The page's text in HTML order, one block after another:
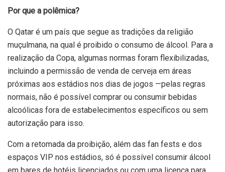
Por que a polêmica?
O Qatar é um país que segue as tradições da religião
muçulmana, na qual é proibido o consumo de álcool. Para a
realização da Copa, algumas normas foram flexibilizadas,
incluindo a permissão de venda de cerveja em áreas
próximas aos estádios nos dias de jogos —pelas regras
normais, não é possível comprar ou consumir bebidas
alcoólicas fora de estabelecimentos específicos ou sem
autorização para isso.
Com a retomada da proibição, além das fan fests e dos
espaços VIP nos estádios, só é possível consumir álcool